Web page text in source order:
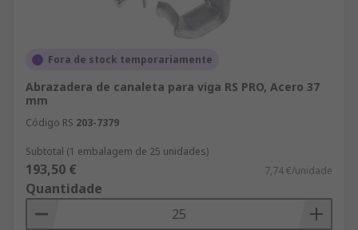
Fora de stock temporariamente
Abrazadera de canaleta para viga RS PRO, Acero 37
mm
Código RS 203-7379
Subtotal (1 embalagem de 25 unidades)
193,50 € 7,74 €/unidade
Quantidade